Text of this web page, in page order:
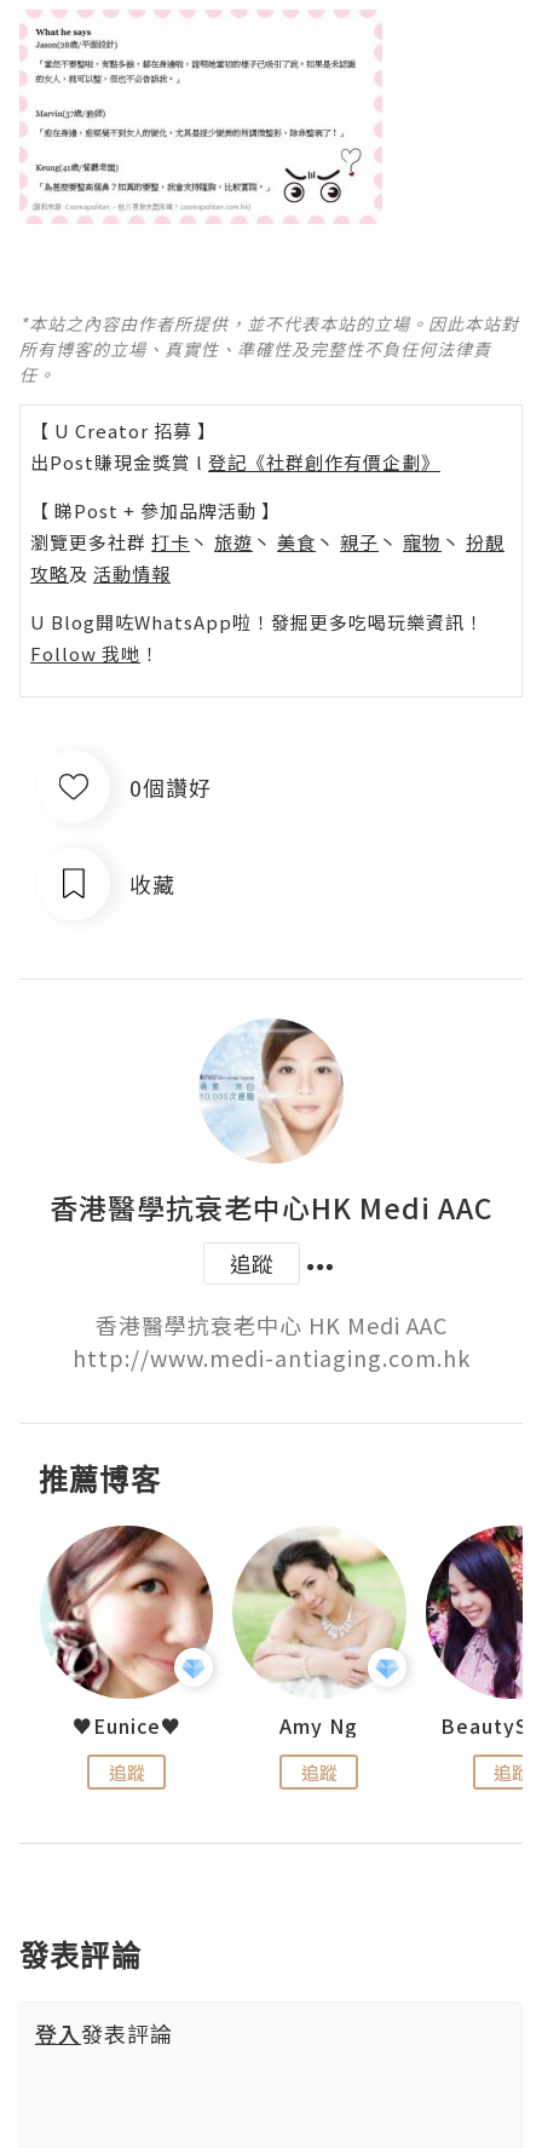
*本站之內容由作者所提供，並不代表本站的立場。因此本站對
所有博客的立場、真實性、準確性及完整性不負任何法律責
任。
【 U Creator 招募 】
出Post賺現金獎賞 l 登記《社群創作有價企劃》
【 睇Post + 參加品牌活動 】
瀏覽更多社群 打卡 丶 旅遊 丶 美食 丶 親子 丶 寵物 丶 扮靚
攻略及 活動情報
U Blog開咗WhatsApp啦！發掘更多吃喝玩樂資訊！
Follow 我哋 ！
0個讚好
收藏
香港醫學抗衰老中心HK Medi AAC
追蹤
香港醫學抗衰老中心 HK Medi AAC
http://www.medi-antiaging.com.hk
推薦博客
♥Eunice♥
追蹤
Amy Ng
追蹤 追蹤
發表評論
登入發表評論